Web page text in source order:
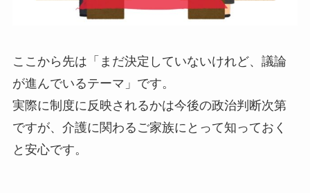
ここから先は「まだ決定していないけれど、議論
が進んでいるテーマ」です。
実際に制度に反映されるかは今後の政治判断次第
ですが、介護に関わるご家族にとって知っておく
と安心です。